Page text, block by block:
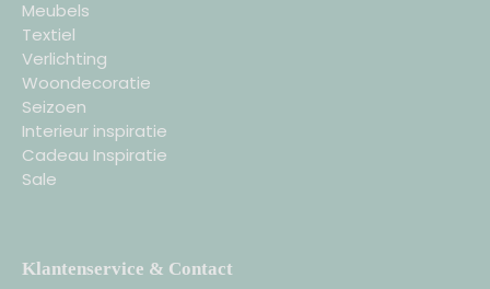
Meubels
Textiel
Verlichting
Woondecoratie
Seizoen
Interieur inspiratie
Cadeau Inspiratie
Sale
Klantenservice & Contact